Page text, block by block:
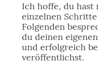
Ich hoffe, du hast
einzelnen
Folgenden
du deinen
und erfolgreich
veröffentlichst.